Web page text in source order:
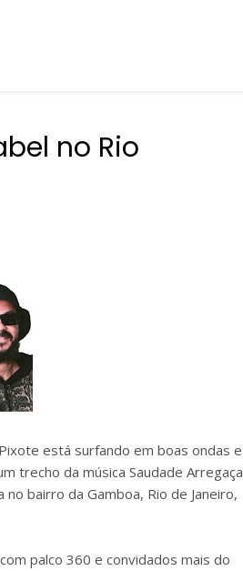
no Rio
está surfando em boas ondas e
trecho da música Saudade
no bairro da Gamboa, Rio de Janeiro,
palco 360 e convidados mais do